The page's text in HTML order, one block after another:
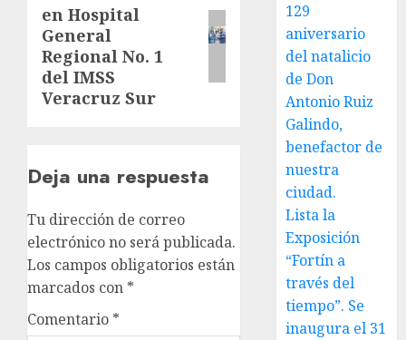
entrada:
en Hospital
General
Regional No. 1
del IMSS
Veracruz Sur
Deja una respuesta
Tu dirección de correo
electrónico no será publicada.
Los campos obligatorios están
marcados con *
Comentario *
129
aniversario
del natalicio
de Don
Antonio Ruiz
Galindo,
benefactor de
nuestra
ciudad.
Lista la
Exposición
“Fortín a
través del
tiempo”. Se
inaugura el 31